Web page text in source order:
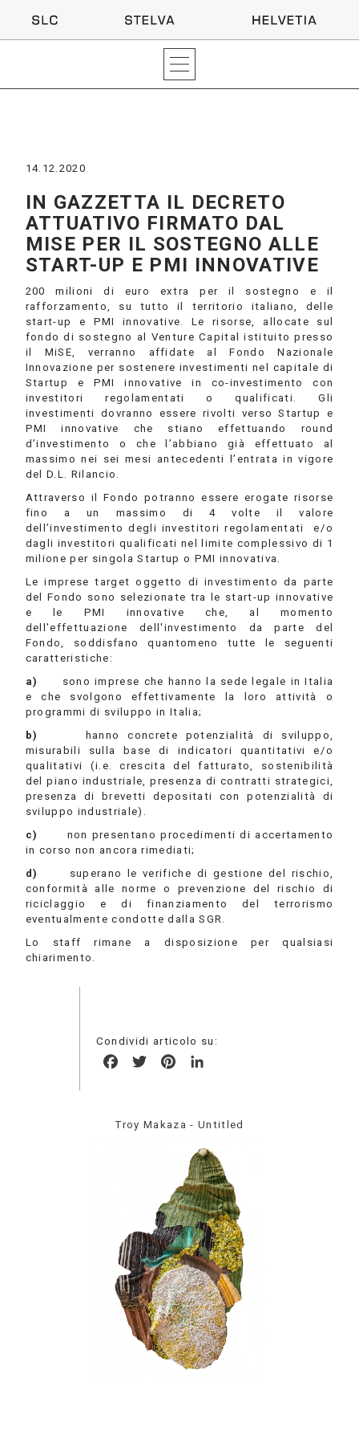
14.12.2020
IN GAZZETTA IL DECRETO
ATTUATIVO FIRMATO DAL
MISE PER IL SOSTEGNO ALLE
START-UP E PMI INNOVATIVE
200 milioni di euro extra per il sostegno e il
rafforzamento, su tutto il territorio italiano, delle
start-up e PMI innovative. Le risorse, allocate sul
fondo di sostegno al Venture Capital istituito presso
il MiSE, verranno affidate al Fondo Nazionale
Innovazione per sostenere investimenti nel capitale di
Startup e PMI innovative in co-investimento con
investitori regolamentati o qualificati. Gli
investimenti dovranno essere rivolti verso Startup e
PMI innovative che stiano effettuando round
d’investimento o che l’abbiano già effettuato al
massimo nei sei mesi antecedenti l’entrata in vigore
del D.L. Rilancio.
Attraverso il Fondo potranno essere erogate risorse
fino a un massimo di 4 volte il valore
dell’investimento degli investitori regolamentati e/o
dagli investitori qualificati nel limite complessivo di 1
milione per singola Startup o PMI innovativa.
Le imprese target oggetto di investimento da parte
del Fondo sono selezionate tra le start-up innovative
e le PMI innovative che, al momento
dell'effettuazione dell'investimento da parte del
Fondo, soddisfano quantomeno tutte le seguenti
caratteristiche:
a) sono imprese che hanno la sede legale in Italia
e che svolgono effettivamente la loro attività o
programmi di sviluppo in Italia;
b)
hanno concrete potenzialità di sviluppo,
misurabili sulla base di indicatori quantitativi e/o
qualitativi (i.e. crescita del fatturato, sostenibilità
del piano industriale, presenza di contratti strategici,
presenza di brevetti depositati con potenzialità di
sviluppo industriale).
c) non presentano procedimenti di accertamento
in corso non ancora rimediati;
d) superano le verifiche di gestione del rischio,
conformità alle norme o prevenzione del rischio di
riciclaggio e di finanziamento del terrorismo
eventualmente condotte dalla SGR.
Lo staff rimane a disposizione per qualsiasi
chiarimento.
Condividi articolo su:
FacebookTwitterPinterest
Troy Makaza - Untitled